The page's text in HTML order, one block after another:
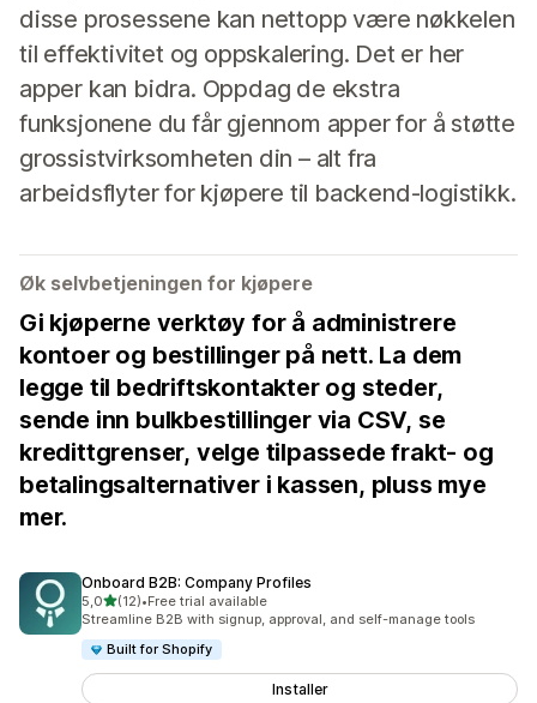
disse prosessene kan nettopp være nøkkelen
til effektivitet og oppskalering. Det er her
apper kan bidra. Oppdag de ekstra
funksjonene du får gjennom apper for å støtte
grossistvirksomheten din – alt fra
arbeidsflyter for kjøpere til backend-logistikk.
Øk selvbetjeningen for kjøpere
Gi kjøperne verktøy for å administrere
kontoer og bestillinger på nett. La dem
legge til bedriftskontakter og steder,
sende inn bulkbestillinger via CSV, se
kredittgrenser, velge tilpassede frakt- og
betalingsalternativer i kassen, pluss mye
mer.
Onboard B2B: Company Profiles
5,0av 5 stjerner
(12)
Totalt 12 omtaler
•Free trial available
Streamline B2B with signup, approval, and self-manage tools
Built for Shopify
Installer